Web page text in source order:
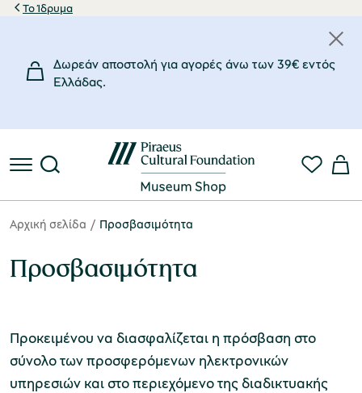
Το Ίδρυμα
Δωρεάν αποστολή για αγορές άνω των 39€ εντός
Eλλάδας.
Αρχική σελίδα Προσβασιμότητα
Προσβασιμότητα
Προκειμένου να διασφαλίζεται η πρόσβαση στο
σύνολο των προσφερόμενων ηλεκτρονικών
υπηρεσιών και στο περιεχόμενο της διαδικτυακής